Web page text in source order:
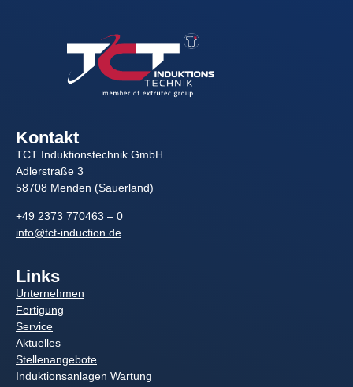
Kontakt
TCT Induktionstechnik GmbH
Adlerstraße 3
58708 Menden (Sauerland)
+49 2373 770463 – 0
info@tct-induction.de
Links
Unternehmen
Fertigung
Service
Aktuelles
Stellenangebote
Induktionsanlagen Wartung